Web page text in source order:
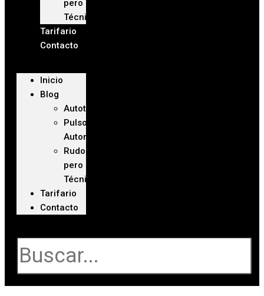
pero
Técnico
Tarifario
Contacto
Inicio
Blog
Autoteca
Pulso
Automotriz
Rudo
pero
Técnico
Tarifario
Contacto